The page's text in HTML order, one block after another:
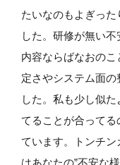
たいなのもよぎっ
した。研修が無い
内容ならばなおの
定さやシステム面
した。私も少し似
てることが合って
ています。トンチ
はあなたの”不安な